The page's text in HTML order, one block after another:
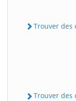
Trouver des
Trouver des